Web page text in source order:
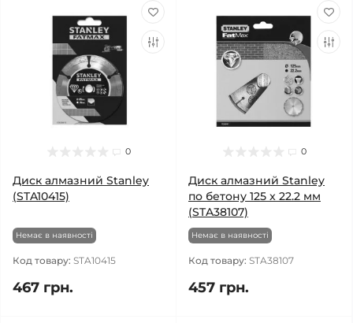
0
Диск алмазний Stanley
(STA10415)
Немає в наявності
Код товару: STA10415
467 грн.
0
Диск алмазний Stanley
по бетону 125 x 22.2 мм
(STA38107)
Немає в наявності
Код товару: STA38107
457 грн.